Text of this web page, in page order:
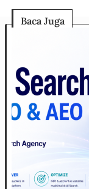
Baca Juga